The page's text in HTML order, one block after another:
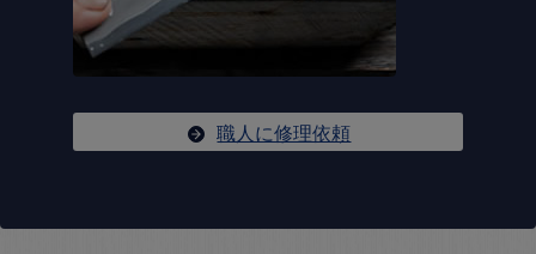
職人に修理依頼